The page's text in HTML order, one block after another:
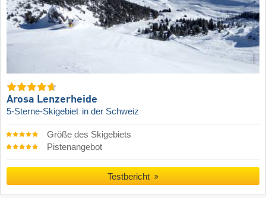
Arosa Lenzerheide
5-Sterne-Skigebiet in der Schweiz
Größe des Skigebiets
Pistenangebot
Testbericht